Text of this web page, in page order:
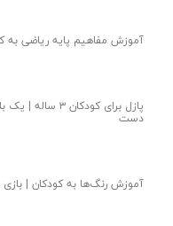
آموزش مفاهیم پایه ریاضی
پازل برای
دست
آموزش رنگ‌ها به کودکان |